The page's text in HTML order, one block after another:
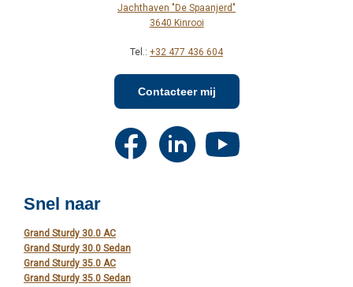
Jachthaven "De Spaanjerd"
3640 Kinrooi
Tel.: +32 477 436 604
Contacteer mij
Snel naar
Grand Sturdy 30.0 AC
Grand Sturdy 30.0 Sedan
Grand Sturdy 35.0 AC
Grand Sturdy 35.0 Sedan